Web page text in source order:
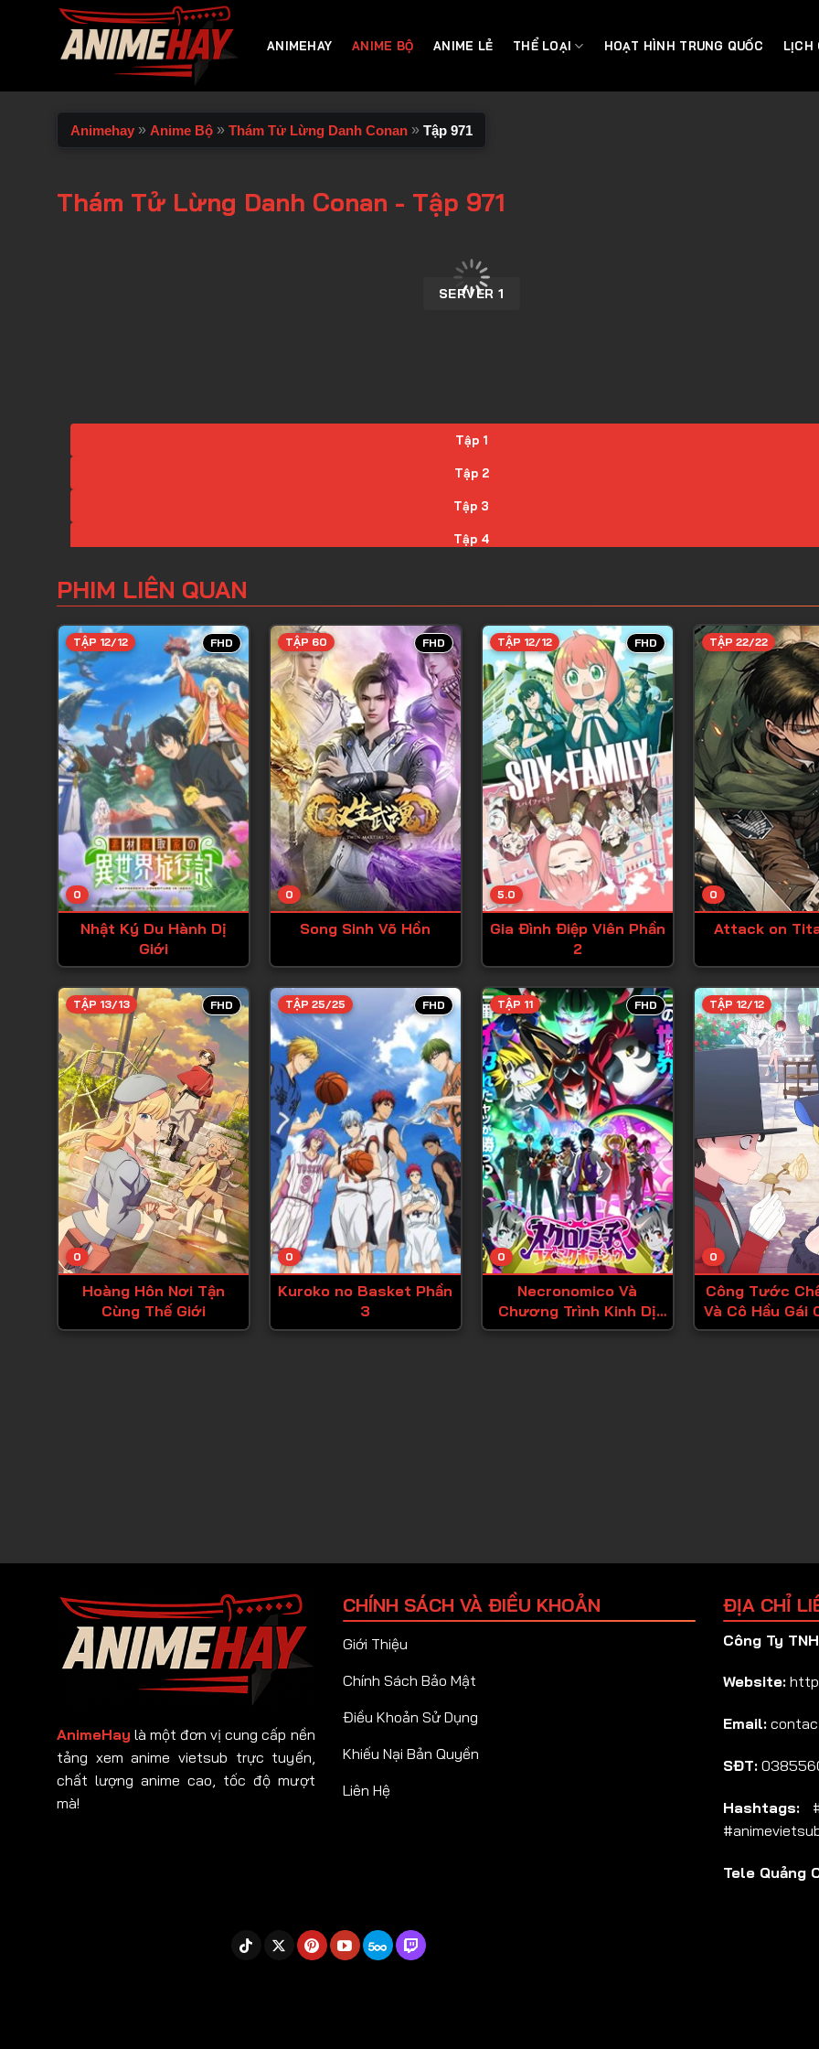
ANIMEHAY ANIME BỘ ANIME LẺ THỂ LOẠI HOẠT HÌNH TRUNG QUỐC LỊCH
Animehay » Anime Bộ » Thám Tử Lừng Danh Conan » Tập 971
Thám Tử Lừng Danh Conan - Tập 971
SERVER 1
Tập 1
Tập 2
Tập 3
Tập 4
Tập 6
Tập 7
Tập 8
Tập 9
Tập 10
Tập 11
Tập 12
Tập 13
Tập 14
Tập 15
Tập 16
Tập 17
Tập 18
Tập 19
Tập 20
Tập 21
Tập 22
Tập 23
Tập 24
Tập 25
Tập 26
Tập 27
Tập 28
Tập 36
Tập 37
Tập 39
Tập 40
Tập 41
PHIM LIÊN QUAN
FHD
0
TẬP 12/12
Nhật Ký Du Hành Dị
Giới
FHD
0
TẬP 60
Song Sinh Võ Hồn
FHD
5.0
TẬP 12/12
Gia Đình Điệp Viên Phần
2
0
TẬP 22/22
Attack on
FHD
0
TẬP 13/13
Hoàng Hôn Nơi Tận
Cùng Thế Giới
FHD
0
TẬP 25/25
Kuroko no Basket Phần
3
FHD
0
TẬP 11
Necronomico Và
Chương Trình Kinh Dị
Vũ Trụ
0
TẬP 12/12
Công Tước
Và Cô Hầu Gái
AnimeHay là một đơn vị cung cấp nền
tảng xem anime vietsub trực tuyến,
chất lượng anime cao, tốc độ mượt
mà!
CHÍNH SÁCH VÀ ĐIỀU KHOẢN
Giới Thiệu
Chính Sách Bảo Mật
Điều Khoản Sử Dụng
Khiếu Nại Bản Quyền
Liên Hệ
ĐỊA CHỈ
Công Ty
Website:
Email:
SĐT:
Hashtags:
Tele Quảng